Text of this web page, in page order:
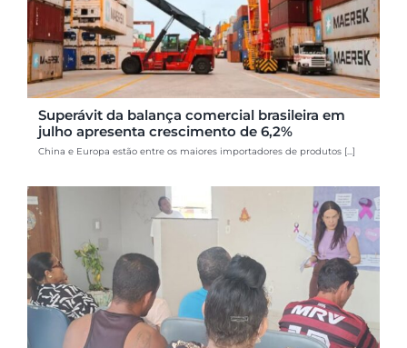
Superávit da balança comercial brasileira em
julho apresenta crescimento de 6,2%
China e Europa estão entre os maiores importadores de produtos [...]